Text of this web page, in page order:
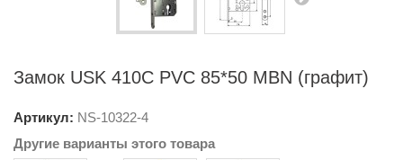
Замок USK 410C PVC 85*50 MBN (графит)
Артикул: NS-10322-4
Другие варианты этого товара